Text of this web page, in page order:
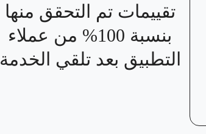
تقييمات تم التحقق منها
بنسبة 100% من عملاء
التطبيق بعد تلقي الخدمة